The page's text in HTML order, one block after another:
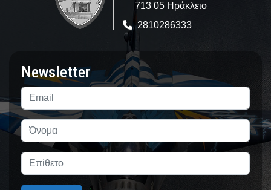
713 05 Ηράκλειο
2810286333
Newsletter